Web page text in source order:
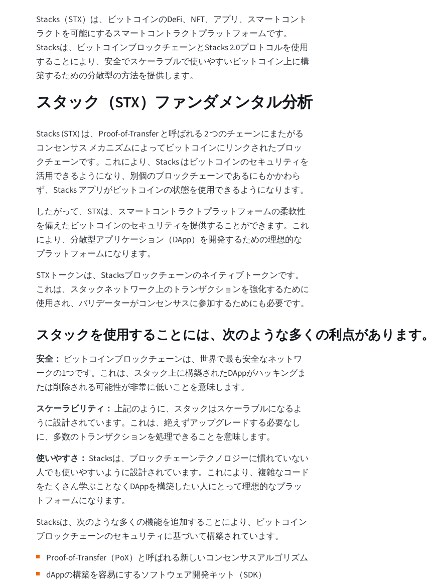
Stacks（STX）は、ビットコインのDeFi、NFT、アプリ、スマートコント
ラクトを可能にするスマートコントラクトプラットフォームです。
Stacksは、ビットコインブロックチェーンとStacks 2.0プロトコルを使用
することにより、安全でスケーラブルで使いやすいビットコイン上に構
築するための分散型の方法を提供します。
スタック（STX）ファンダメンタル分析
Stacks (STX) は、Proof-of-Transfer と呼ばれる 2 つのチェーンにまたがる
コンセンサス メカニズムによってビットコインにリンクされたブロッ
クチェーンです。これにより、Stacks はビットコインのセキュリティを
活用できるようになり、別個のブロックチェーンであるにもかかわら
ず、Stacks アプリがビットコインの状態を使用できるようになります。
したがって、STXは、スマートコントラクトプラットフォームの柔軟性
を備えたビットコインのセキュリティを提供することができます。これ
により、分散型アプリケーション（DApp）を開発するための理想的な
プラットフォームになります。
STXトークンは、Stacksブロックチェーンのネイティブトークンです。
これは、スタックネットワーク上のトランザクションを強化するために
使用され、バリデーターがコンセンサスに参加するためにも必要です。
スタックを使用することには、次のような多くの利点があります。
安全： ビットコインブロックチェーンは、世界で最も安全なネットワ
ークの1つです。これは、スタック上に構築されたDAppがハッキングま
たは削除される可能性が非常に低いことを意味します。
スケーラビリティ： 上記のように、スタックはスケーラブルになるよ
うに設計されています。これは、絶えずアップグレードする必要なし
に、多数のトランザクションを処理できることを意味します。
使いやすさ： Stacksは、ブロックチェーンテクノロジーに慣れていない
人でも使いやすいように設計されています。これにより、複雑なコード
をたくさん学ぶことなくDAppを構築したい人にとって理想的なプラッ
トフォームになります。
Stacksは、次のような多くの機能を追加することにより、ビットコイン
ブロックチェーンのセキュリティに基づいて構築されています。
Proof-of-Transfer（PoX）と呼ばれる新しいコンセンサスアルゴリズム
dAppの構築を容易にするソフトウェア開発キット（SDK）